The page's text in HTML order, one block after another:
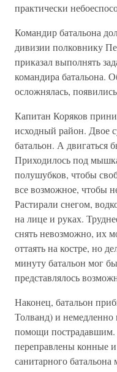
практически
Командир батальона
дивизии полковнику
приказал выполнять
командира батальона.
осложнялась,
Капитан Коряков
исходный район. Двое
батальон. А двигаться
Приходилось под
полушубков, чтобы
все возможное, чтобы
Растирали снегом,
на лице и руках.
снять невозможно, их
оттаять на костре, но
минуту батальон мог
представлялось
Наконец, батальон
Толванд) и
помощи пострадавшим.
переправлены конные
санитарного